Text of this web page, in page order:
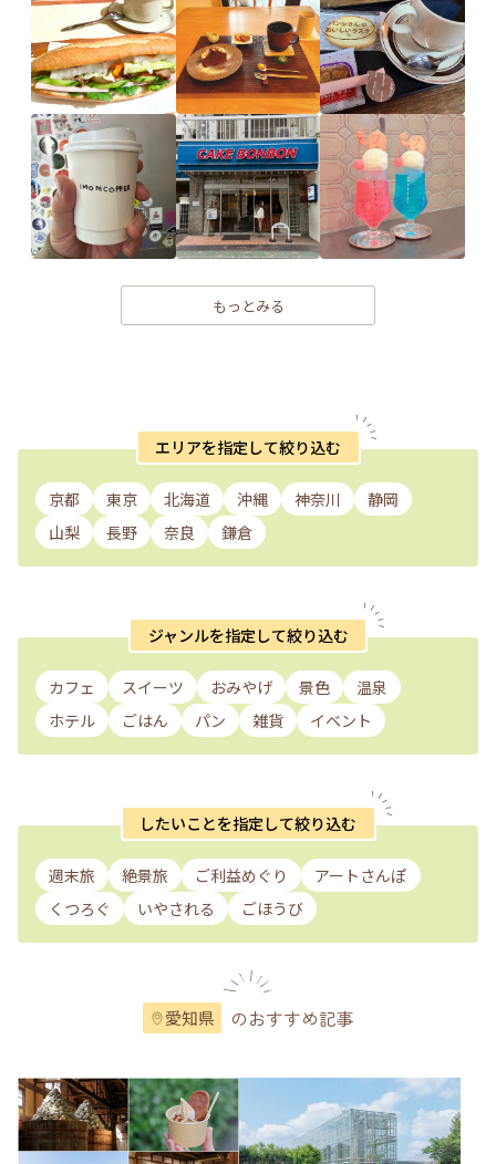
もっとみる
エリアを指定して絞り込む
京都 東京 北海道 沖縄 神奈川
静岡
山梨
長野 奈良 鎌倉
ジャンルを指定して絞り込む
カフェ スイーツ おみやげ 景色
温泉
ホテル
ごはん パン 雑貨 イベント
したいことを指定して絞り込む
週末旅 絶景旅 ご利益めぐり
アートさんぽ
くつろぐ
いやされる ごほうび
愛知県 のおすすめ記事